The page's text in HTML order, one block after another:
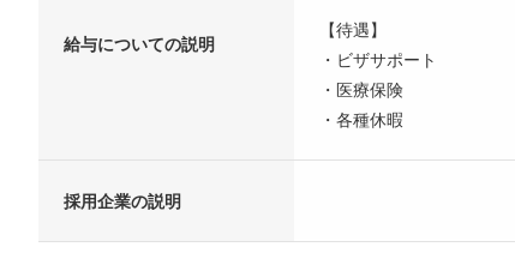
給与についての説明
【待遇】
・ビザサポート
・医療保険
・各種休暇
採用企業の説明